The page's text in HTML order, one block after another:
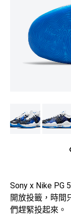
Sony x Nike PG
開放投籤，時間
們趕緊投起來。